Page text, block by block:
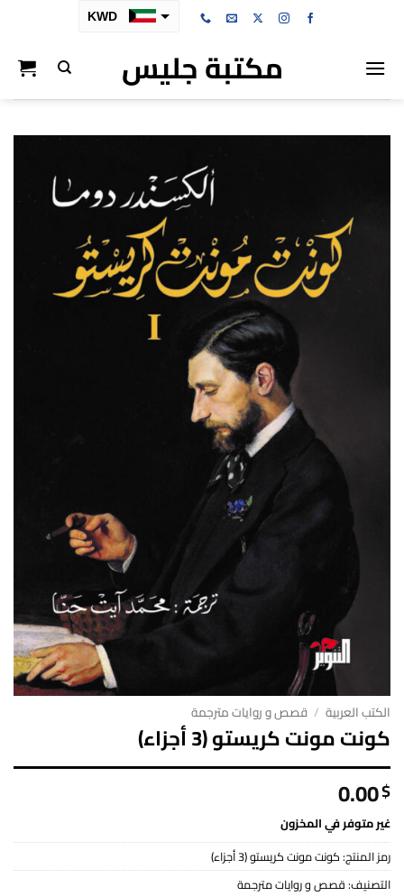
KWD
مكتبة جليس
الكتب العربية / قصص و روايات مترجمة
كونت مونت كريستو (3 أجزاء)
0.00$
غير متوفر في المخزون
رمز المنتج:كونت مونت كريستو (3 أجزاء)
التصنيف:قصص و روايات مترجمة